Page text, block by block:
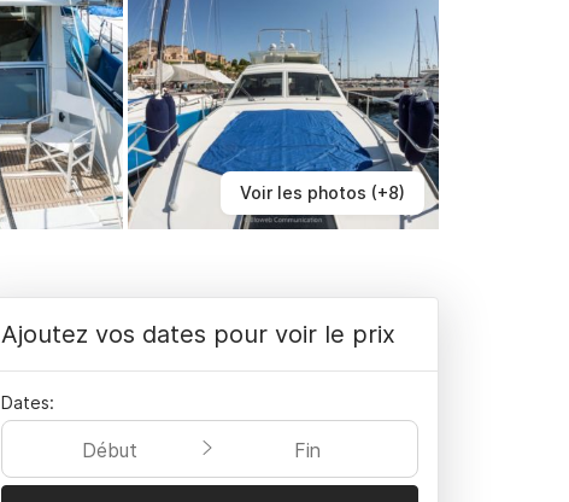
Voir les photos (+8)
Ajoutez vos dates pour voir le prix
Dates:
Début Fin